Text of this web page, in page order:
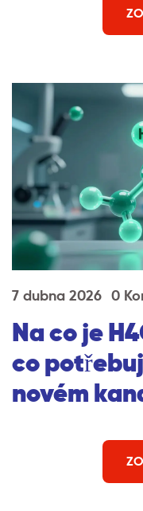
7 dubna 2026 0
Na co je
co
novém